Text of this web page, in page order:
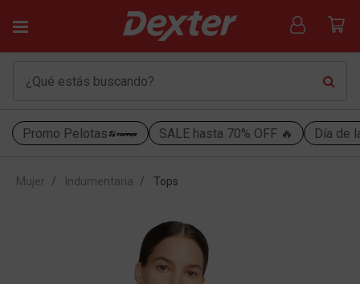
Promo Pelotas SALE hasta 70% OFF 🔥 Día de
Mujer Indumentaria Tops